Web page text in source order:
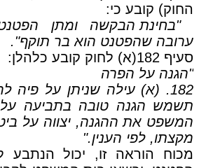
החוק) קובע כי:
"בחינת הבקשה ומתן
ערובה שהפטנט הוא בר תוקף".
סעיף 182(א) לחוק קובע כלהלן:
"הגנה על הפרה
182. (א) עילה שניתן על
תשמש הגנה טובה בתביעה
המשפט את ההגנה, יצווה על
מקצתו, לפי הענין."
מכוח הוראה זו, יכול הנתבע